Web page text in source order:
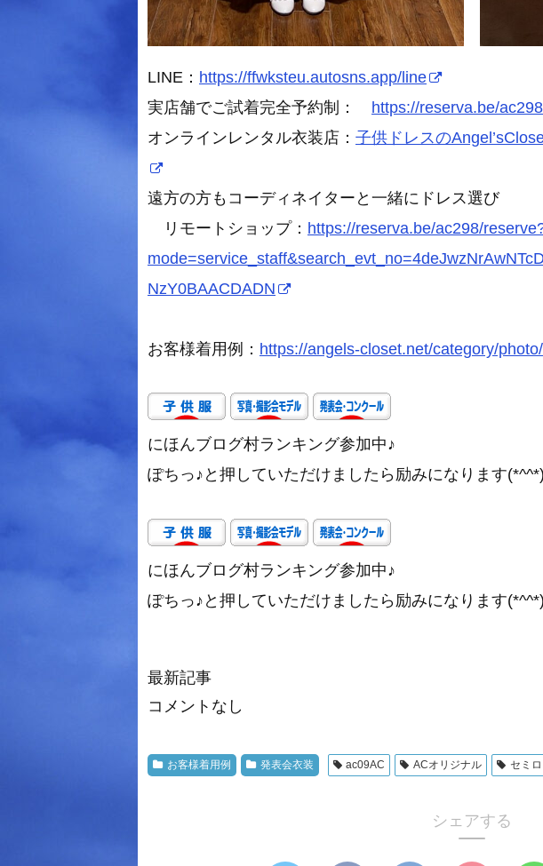
LINE： https://ffwksteu.autosns.app/line
実店舗でご試着完全予約制： https://reserva.be/ac298
オンラインレンタル衣装店： 子供ドレスの
遠方の方もコーディネイターと一緒にドレス選び
リモートショップ： https://reserva.be/ac298/
NzY0BAACDADN
お客様着用例： https://angels-closet.net/category/photo/
にほんブログ村ランキング参加中♪
ぽちっ♪と押していただけましたら励みになります(*^^*)
にほんブログ村ランキング参加中♪
ぽちっ♪と押していただけましたら励みになります(*^^*)
最新記事
コメントなし
お客様着用例 発表会衣装 ac09AC ACオリジナル セミ
シェアする